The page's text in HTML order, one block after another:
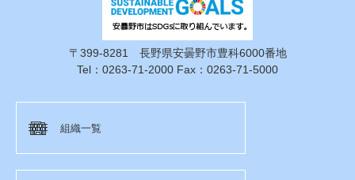
〒399-8281 長野県安曇野市豊科6000番地
Tel：0263-71-2000 Fax：0263-71-5000
組織一覧